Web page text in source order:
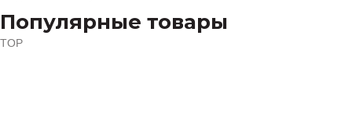
Популярные товары
TOP